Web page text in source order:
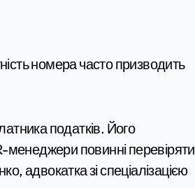
номера часто призводить
податків. Його
менеджери повинні перевіряти
адвокатка зі спеціалізацією